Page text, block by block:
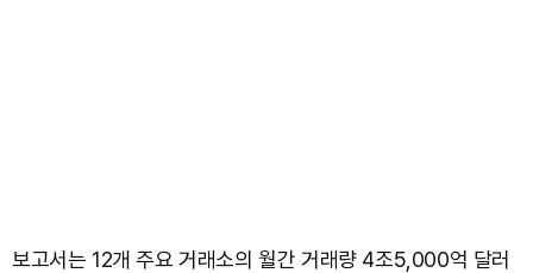
보고서는 12개 주요 거래소의 월간 거래량 4조5,000억 달러